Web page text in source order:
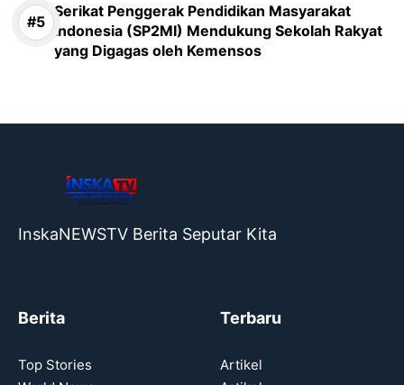
Serikat Penggerak Pendidikan Masyarakat
Indonesia (SP2MI) Mendukung Sekolah Rakyat
yang Digagas oleh Kemensos
InskaNEWSTV Berita Seputar Kita
Berita
Top Stories
Terbaru
Artikel